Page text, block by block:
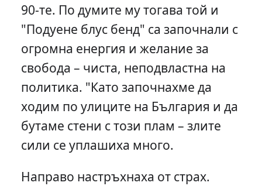
90-те. По думите му тогава той и
"Подуене блус бенд" са започнали с
огромна енергия и желание за
свобода – чиста, неподвластна на
политика. "Като започнахме да
ходим по улиците на България и да
бутаме стени с този плам – злите
сили се уплашиха много.
Направо настръхнаха от страх.